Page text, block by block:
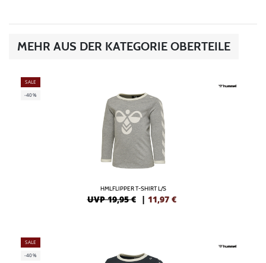
MEHR AUS DER KATEGORIE OBERTEILE
SALE
-40%
HMLFLIPPER T-SHIRT L/S
UVP 19,95 € | 11,97 €
SALE
-40%